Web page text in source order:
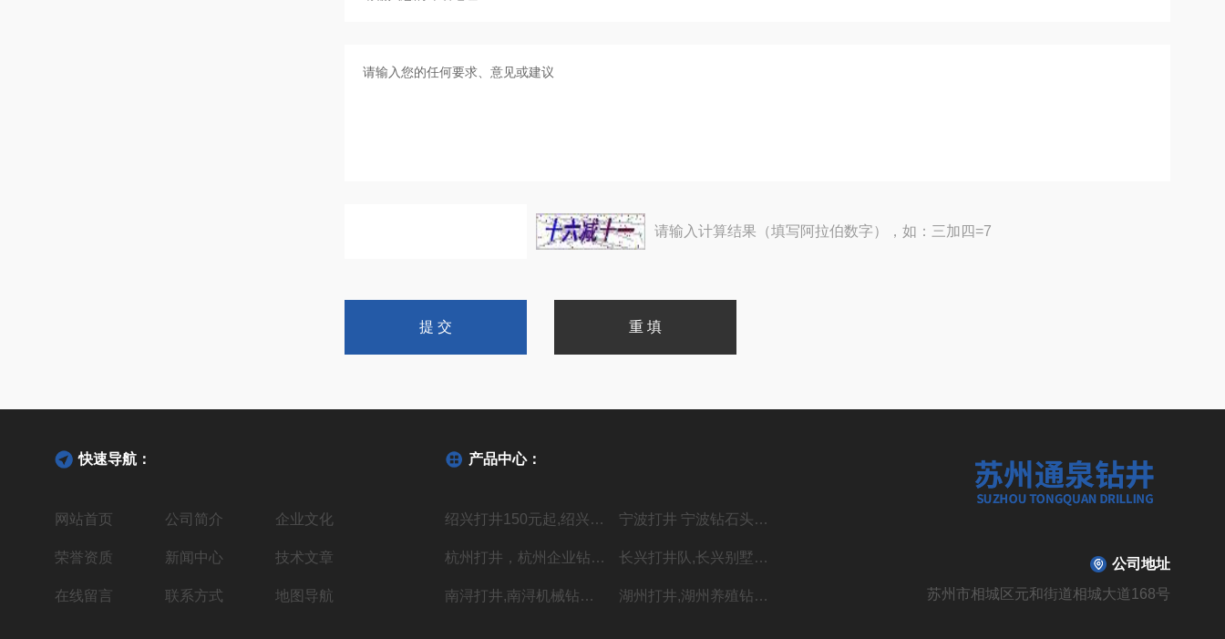
请输入计算结果（填写阿拉伯数字），如：三加四=7
快速导航：
网站首页 公司简介 企业文化
荣誉资质 新闻中心 技术文章
在线留言 联系方式 地图导航
产品中心：
绍兴打井150元起,绍兴机器钻水井施工单位 宁波打井 宁波钻石头井20年经验丰富
杭州打井，杭州企业钻井，上门施工价格低 长兴打井队,长兴别墅打水井,本地专业钻井队
南浔打井,南浔机械钻岩石水深水井 湖州打井,湖州养殖钻岩石井 别墅用水井
公司地址
苏州市相城区元和街道相城大道168号